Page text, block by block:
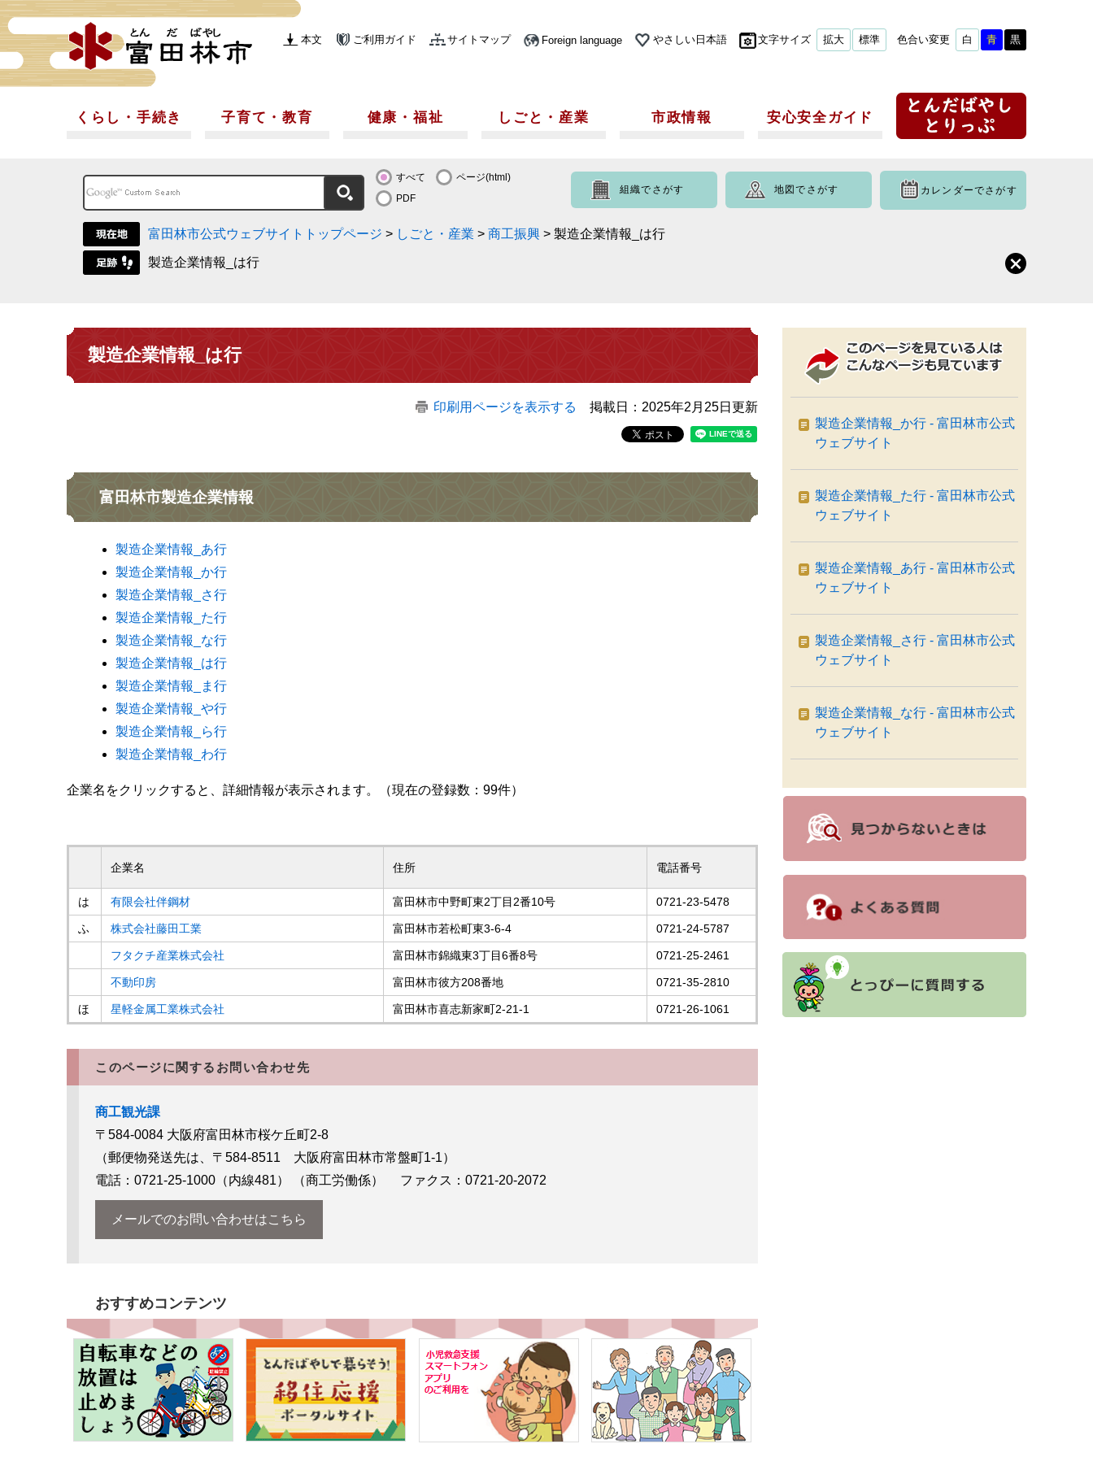
本文 ご利用ガイド サイトマップ Foreign language やさしい日本語 文字サイズ 拡大 標準 色合い変更 白 青 黒
くらし・手続き 子育て・教育 健康・福祉 しごと・産業 市政情報 安心安全ガイド
すべて
ページ(html)
PDF
組織でさがす 地図でさがす カレンダーでさがす
富田林市公式ウェブサイトトップページ > しごと・産業 > 商工振興 > 製造企業情報_は行
製造企業情報_は行
製造企業情報_は行
印刷用ページを表示する 掲載日：2025年2月25日更新
富田林市製造企業情報
製造企業情報_あ行
製造企業情報_か行
製造企業情報_さ行
製造企業情報_た行
製造企業情報_な行
製造企業情報_は行
製造企業情報_ま行
製造企業情報_や行
製造企業情報_ら行
製造企業情報_わ行
企業名をクリックすると、詳細情報が表示されます。（現在の登録数：99件）
企業名 住所 電話番号
は 有限会社伴鋼材 富田林市中野町東2丁目2番10号 0721-23-5478
ふ 株式会社藤田工業 富田林市若松町東3-6-4 0721-24-5787
フタクチ産業株式会社 富田林市錦織東3丁目6番8号 0721-25-2461
不動印房 富田林市彼方208番地 0721-35-2810
ほ 星軽金属工業株式会社 富田林市喜志新家町2-21-1 0721-26-1061
このページに関するお問い合わせ先
商工観光課
〒584-0084 大阪府富田林市桜ケ丘町2-8
（郵便物発送先は、〒584-8511 大阪府富田林市常盤町1-1）
電話：0721-25-1000（内線481）
（商工労働係） ファクス：0721-20-2072
メールでのお問い合わせはこちら
おすすめコンテンツ
製造企業情報_か行 - 富田林市公式
ウェブサイト
製造企業情報_た行 - 富田林市公式
ウェブサイト
製造企業情報_あ行 - 富田林市公式
ウェブサイト
製造企業情報_さ行 - 富田林市公式
ウェブサイト
製造企業情報_な行 - 富田林市公式
ウェブサイト